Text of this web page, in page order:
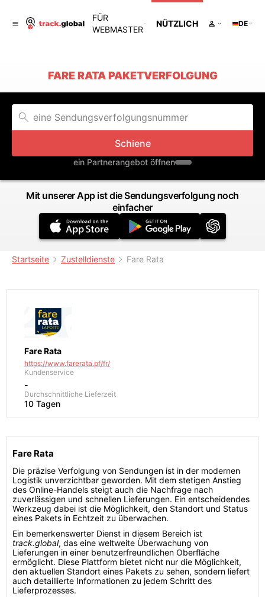
FÜR
WEBMASTER
NÜTZLICH DE
FARE RATA PAKETVERFOLGUNG
Schiene
ein Partnerangebot öffnen
Mit unserer App ist die Sendungsverfolgung noch
einfacher
Startseite Zustelldienste Fare Rata
Fare Rata
https://www.farerata.pf/fr/
Kundenservice
-
Durchschnittliche Lieferzeit
10 Tagen
Fare Rata
Die präzise Verfolgung von Sendungen ist in der modernen
Logistik unverzichtbar geworden. Mit dem stetigen Anstieg
des Online-Handels steigt auch die Nachfrage nach
zuverlässigen und schnellen Lieferungen. Ein entscheidendes
Werkzeug dabei ist die Möglichkeit, den Standort und Status
eines Pakets in Echtzeit zu überwachen.
Ein bemerkenswerter Dienst in diesem Bereich ist
track.global, das eine weltweite Überwachung von
Lieferungen in einer benutzerfreundlichen Oberfläche
ermöglicht. Diese Plattform bietet nicht nur die Möglichkeit,
den aktuellen Standort eines Pakets zu sehen, sondern liefert
auch detaillierte Informationen zu jedem Schritt des
Lieferprozesses.